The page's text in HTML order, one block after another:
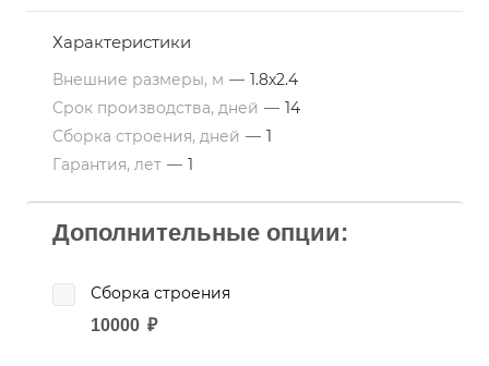
Характеристики
Внешние размеры, м — 1.8х2.4
Срок производства, дней — 14
Сборка строения, дней — 1
Гарантия, лет — 1
Дополнительные опции:
Сборка строения
10000 ₽